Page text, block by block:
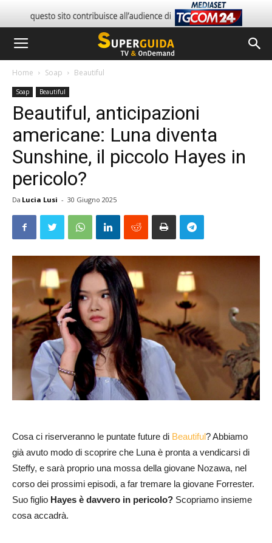
Home Soap Beautiful
Soap Beautiful
Beautiful, anticipazioni
americane: Luna diventa
Sunshine, il piccolo Hayes in
pericolo?
Da Lucia Lusi - 30 Giugno 2025
Cosa ci riserveranno le puntate future di Beautiful? Abbiamo
già avuto modo di scoprire che Luna è pronta a vendicarsi di
Steffy, e sarà proprio una mossa della giovane Nozawa, nel
corso dei prossimi episodi, a far tremare la giovane Forrester.
Suo figlio Hayes è davvero in pericolo? Scopriamo insieme
cosa accadrà.